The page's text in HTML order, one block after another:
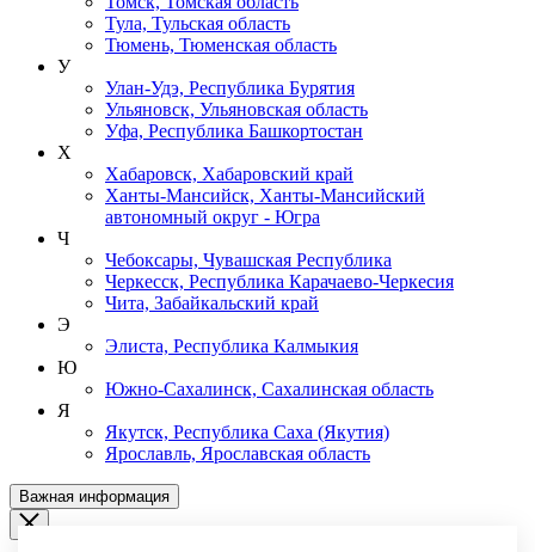
Тула, Тульская область
Тюмень, Тюменская область
У
Улан-Удэ, Республика Бурятия
Ульяновск, Ульяновская область
Уфа, Республика Башкортостан
Х
Хабаровск, Хабаровский край
Ханты-Мансийск, Ханты-Мансийский
автономный округ - Югра
Ч
Чебоксары, Чувашская Республика
Черкесск, Республика Карачаево-Черкесия
Чита, Забайкальский край
Э
Элиста, Республика Калмыкия
Ю
Южно-Сахалинск, Сахалинская область
Я
Якутск, Республика Саха (Якутия)
Ярославль, Ярославская область
Важная информация